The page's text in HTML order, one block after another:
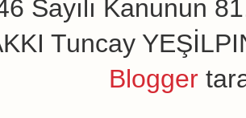
Sayılı Kanunun
Tuncay
Blogger